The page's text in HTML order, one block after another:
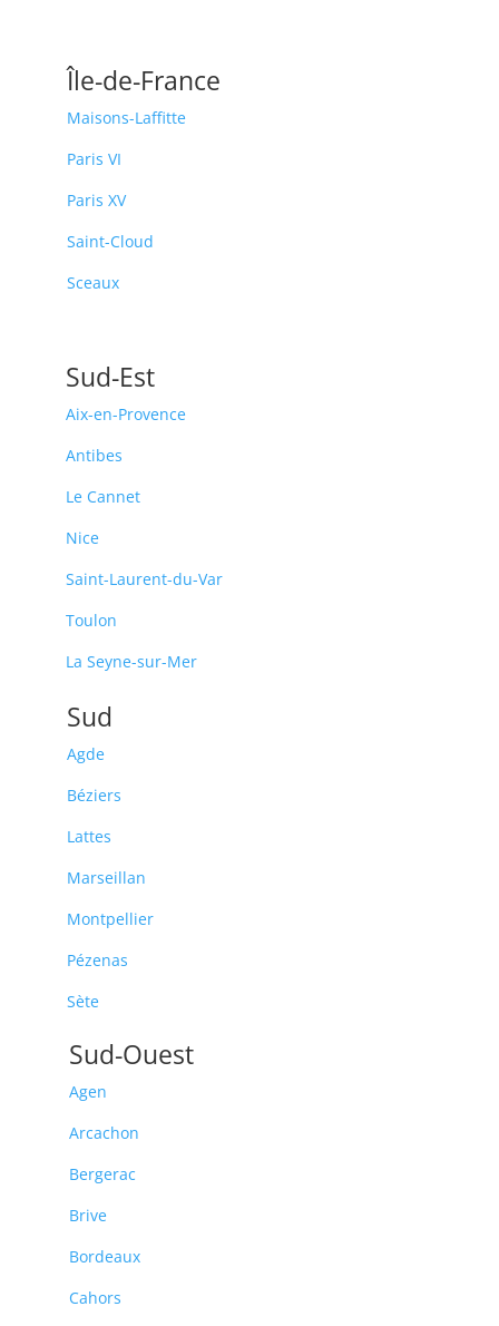
Île-de-France
Maisons-Laffitte
Paris VI
Paris XV
Saint-Cloud
Sceaux
Sud-Est
Aix-en-Provence
Antibes
Le Cannet
Nice
Saint-Laurent-du-Var
Toulon
La Seyne-sur-Mer
Sud
Agde
Béziers
Lattes
Marseillan
Montpellier
Pézenas
Sète
Sud-Ouest
Agen
Arcachon
Bergerac
Brive
Bordeaux
Cahors